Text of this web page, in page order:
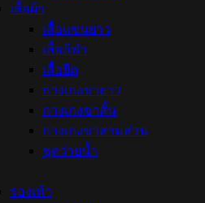
เสื้อผ้า
เสื้อแขนยาว
เสื้อกีฬา
เสื้อยืด
กางเกงขายาว
กางเกงขาสั้น
กางเกงขาสามส่วน
ชุดว่ายน้ำ
รองเท้า